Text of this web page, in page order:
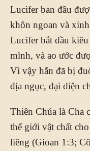
Lucifer ban đầu
khôn ngoan và
Lucifer bắt đầu
mình, và ao ước
Vì vậy hắn đã bị
địa ngục, đại diện
Thiên Chúa là Cha
thế giới vật chất
liêng (Gioan 1:3;